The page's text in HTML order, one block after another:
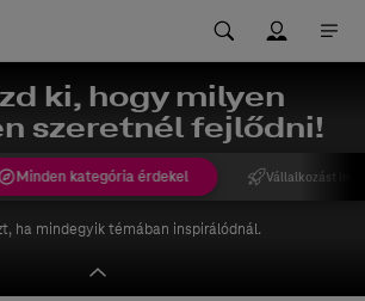
ki, hogy milyen
szeretnél fejlődni!
Minden kategória érdekel Vállalkozást
ha mindegyik témában inspirálódnál.